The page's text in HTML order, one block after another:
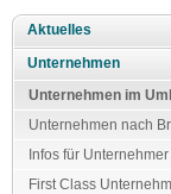
Aktuelles
Unternehmen
Unternehmen im
Unternehmen nach
Infos für Unternehmer
First Class